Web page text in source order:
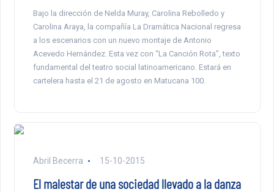
Bajo la dirección de Nelda Muray, Carolina Rebolledo y
Carolina Araya, la compañía La Dramática Nacional regresa
a los escenarios con un nuevo montaje de Antonio
Acevedo Hernández. Esta vez con “La Canción Rota”, texto
fundamental del teatro social latinoamericano. Estará en
cartelera hasta el 21 de agosto en Matucana 100.
Abril Becerra 15-10-2015
El malestar de una sociedad llevado a la danza